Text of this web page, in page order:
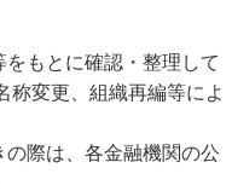
もとに確認・整理して
称変更、組織再編等によ
際は、各金融機関の公